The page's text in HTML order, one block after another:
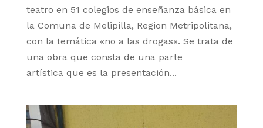
teatro en 51 colegios de enseñanza básica en
la Comuna de Melipilla, Region Metripolitana,
con la temática «no a las drogas». Se trata de
una obra que consta de una parte
artística que es la presentación...